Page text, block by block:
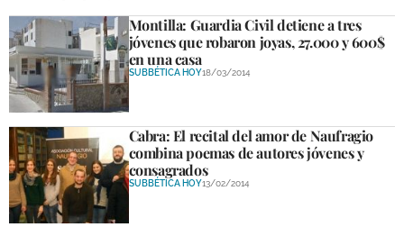
COMPETICIONES
DEPORTE BASE
OPINIÓN
VENTANA CIUDADANA
CÓRDOBA
Montilla: Guardia Civil detiene a tres
jóvenes que robaron joyas, 27.000 y 600$
en una casa
SUBBÉTICA HOY18/03/2014
Cabra: El recital del amor de Naufragio
combina poemas de autores jóvenes y
consagrados
SUBBÉTICA HOY13/02/2014